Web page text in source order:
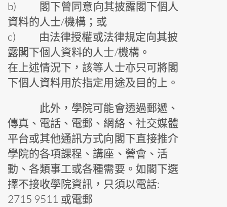
b) 閣下曾同意向其披露閣下個人
資料的人士/機構；或
c) 由法律授權或法律規定向其披
露閣下個人資料的人士/機構。
在上述情況下，該等人士亦只可將閣
下個人資料用於指定用途及目的上。
此外，學院可能會透過郵遞、
傳真、電話、電郵、網絡、社交媒體
平台或其他通訊方式向閣下直接推介
學院的各項課程、講座、營會、活
動、各類事工或各種需要。如閣下選
擇不接收學院資訊，只須以電話:
2715 9511 或電郵